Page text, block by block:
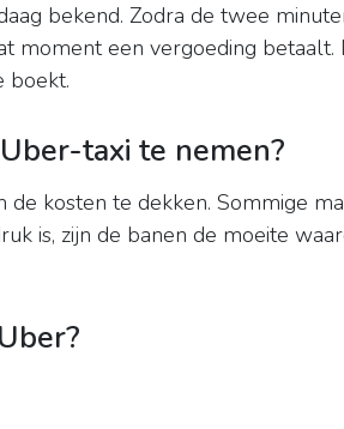
bekend. Zodra de twee
moment een vergoeding betaalt.
boekt.
taxi te nemen?
kosten te dekken. Sommige
is, zijn de banen de moeite